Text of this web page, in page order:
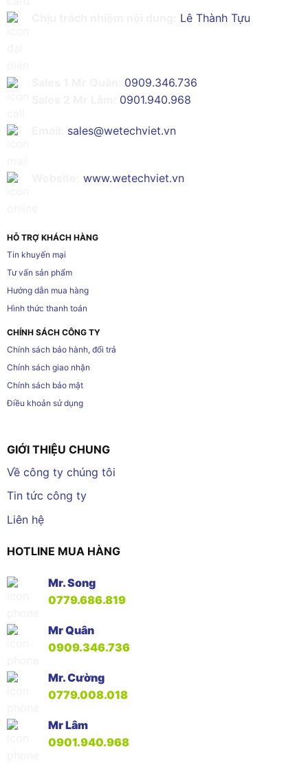
Lê Thành Tựu
0909.346.736
0901.940.968
sales@wetechviet.vn
www.wetechviet.vn
HỖ TRỢ KHÁCH HÀNG
Tin khuyến mại
Tư vấn sản phẩm
Hướng dẫn mua hàng
Hình thức thanh toán
CHÍNH SÁCH CÔNG TY
Chính sách bảo hành, đổi trả
Chính sách giao nhận
Chính sách bảo mật
Điều khoản sử dụng
GIỚI THIỆU CHUNG
Về công ty chúng tôi
Tin tức công ty
Liên hệ
HOTLINE MUA HÀNG
Mr. Song
0779.686.819
Mr Quân
0909.346.736
Mr. Cường
0779.008.018
Mr Lâm
0901.940.968